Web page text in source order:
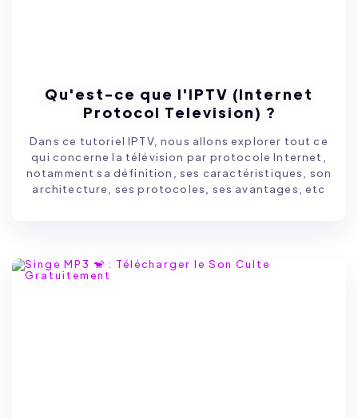
Qu'est-ce que l'IPTV (Internet
Protocol Television) ?
Dans ce tutoriel IPTV, nous allons explorer tout ce
qui concerne la télévision par protocole Internet,
notamment sa définition, ses caractéristiques, son
architecture, ses protocoles, ses avantages, etc